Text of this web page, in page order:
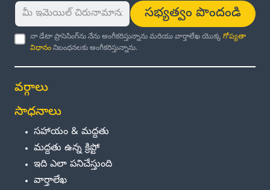
సభ్యత్వం పొందండి
నా డేటా ప్రాసెసింగ్‌ను నేను అంగీకరిస్తున్నాను మరియు వార్తాలేఖ యొక్కగోప్యతా
విధానంనిబంధనలకు అంగీకరిస్తున్నాను.
వర్గాలు
సాధనాలు
సహాయం & మద్దతు
మద్దతు ఉన్న క్రిప్టో
ఇది ఎలా పనిచేస్తుంది
వార్తాలేఖ